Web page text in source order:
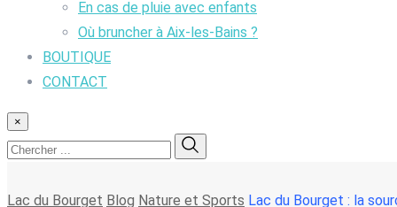
En cas de pluie avec enfants
Où bruncher à Aix-les-Bains ?
BOUTIQUE
CONTACT
×
Lac du Bourget Blog Nature et Sports Lac du Bourget : la